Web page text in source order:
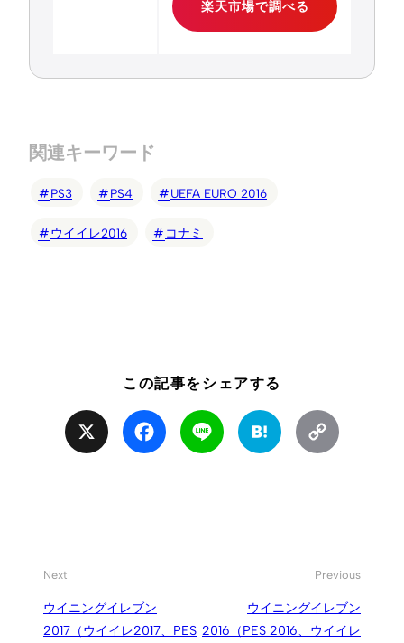
楽天市場で調べる
関連キーワード
PS3 PS4 UEFA EURO 2016
ウイイレ2016 コナミ
この記事をシェアする
Facebook Line Hatena
Next
ウイニングイレブン
2017（ウイイレ2017、PES
Previous
ウイニングイレブン
2016（PES 2016、ウイイレ